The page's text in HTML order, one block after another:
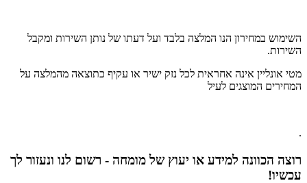
השימוש במחירון הנו המלצה בלבד ועל דעתו של נותן השירות ומקבל
השירות.
מטי אונליין אינה אחראית לכל נזק ישיר או עקיף כתוצאה מהמלצה על
המחירים המוצגים לעיל
.
רוצה הכוונה למידע או יעוץ של מומחה - רשום לנו ונעזור לך
עכשיו!